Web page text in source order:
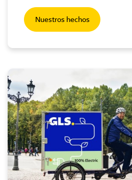
Nuestros hechos